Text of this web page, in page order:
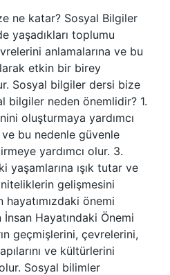
ne katar? Sosyal Bilgiler
yaşadıkları toplumu
anlamalarına ve bu
etkin bir birey
Sosyal bilgiler dersi bize
bilgiler neden önemlidir? 1.
oluşturmaya yardımcı
bu nedenle güvenle
yardımcı olur. 3.
yaşamlarına ışık tutar ve
gelişmesini
önemi
Hayatındaki Önemi
geçmişlerini, çevrelerini,
ve kültürlerini
Sosyal bilimler